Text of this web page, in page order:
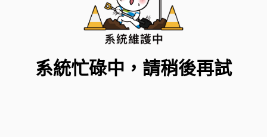
系統忙碌中，請稍後再試